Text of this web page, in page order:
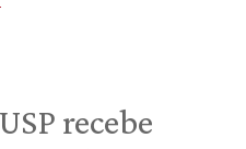
recebe